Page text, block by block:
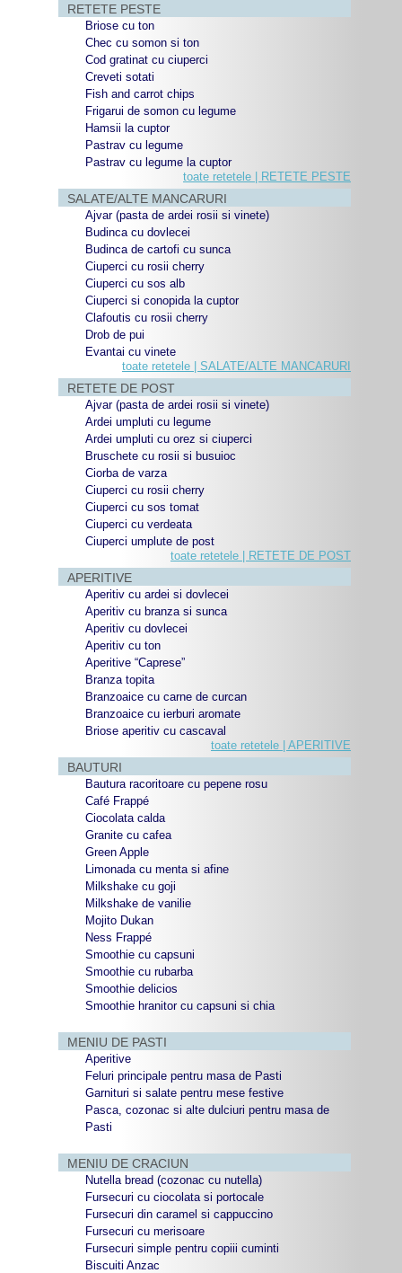
RETETE PESTE
Briose cu ton
Chec cu somon si ton
Cod gratinat cu ciuperci
Creveti sotati
Fish and carrot chips
Frigarui de somon cu legume
Hamsii la cuptor
Pastrav cu legume
Pastrav cu legume la cuptor
toate retetele | RETETE PESTE
SALATE/ALTE MANCARURI
Ajvar (pasta de ardei rosii si vinete)
Budinca cu dovlecei
Budinca de cartofi cu sunca
Ciuperci cu rosii cherry
Ciuperci cu sos alb
Ciuperci si conopida la cuptor
Clafoutis cu rosii cherry
Drob de pui
Evantai cu vinete
toate retetele | SALATE/ALTE MANCARURI
RETETE DE POST
Ajvar (pasta de ardei rosii si vinete)
Ardei umpluti cu legume
Ardei umpluti cu orez si ciuperci
Bruschete cu rosii si busuioc
Ciorba de varza
Ciuperci cu rosii cherry
Ciuperci cu sos tomat
Ciuperci cu verdeata
Ciuperci umplute de post
toate retetele | RETETE DE POST
APERITIVE
Aperitiv cu ardei si dovlecei
Aperitiv cu branza si sunca
Aperitiv cu dovlecei
Aperitiv cu ton
Aperitive “Caprese”
Branza topita
Branzoaice cu carne de curcan
Branzoaice cu ierburi aromate
Briose aperitiv cu cascaval
toate retetele | APERITIVE
BAUTURI
Bautura racoritoare cu pepene rosu
Café Frappé
Ciocolata calda
Granite cu cafea
Green Apple
Limonada cu menta si afine
Milkshake cu goji
Milkshake de vanilie
Mojito Dukan
Ness Frappé
Smoothie cu capsuni
Smoothie cu rubarba
Smoothie delicios
Smoothie hranitor cu capsuni si chia
MENIU DE PASTI
Aperitive
Feluri principale pentru masa de Pasti
Garnituri si salate pentru mese festive
Pasca, cozonac si alte dulciuri pentru masa de
Pasti
MENIU DE CRACIUN
Nutella bread (cozonac cu nutella)
Fursecuri cu ciocolata si portocale
Fursecuri din caramel si cappuccino
Fursecuri cu merisoare
Fursecuri simple pentru copiii cuminti
Biscuiti Anzac